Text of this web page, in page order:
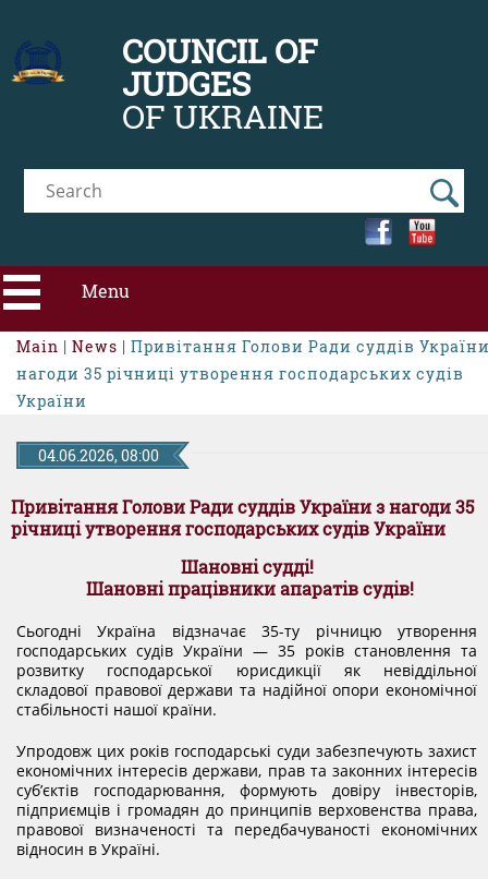
COUNCIL OF
JUDGES
OF UKRAINE
Menu
ABOUT CJU
DOCUMENTS
MATERIALS AND DESIGNS ORDERS AGENDAS OF
DECISION OF CJU
NORMATIVE DOCUMENTS
INTERNATIONAL STANDARDS
Main | News | Привітання Голови Ради суддів
нагоди 35 річниці утворення господарських судів
України
04.06.2026, 08:00
Привітання Голови Ради суддів України з нагоди 35
річниці утворення господарських судів України
Шановні судді!
Шановні працівники апаратів судів!
Сьогодні Україна відзначає 35-ту річницю утворення
господарських судів України — 35 років становлення та
розвитку господарської юрисдикції як невіддільної
складової правової держави та надійної опори економічної
стабільності нашої країни.
Упродовж цих років господарські суди забезпечують захист
економічних інтересів держави, прав та законних інтересів
суб’єктів господарювання, формують довіру інвесторів,
підприємців і громадян до принципів верховенства права,
правової визначеності та передбачуваності економічних
відносин в Україні.